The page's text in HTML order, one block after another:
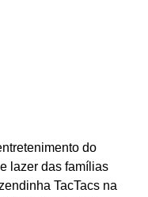
do
lazer das famílias
TacTacs na